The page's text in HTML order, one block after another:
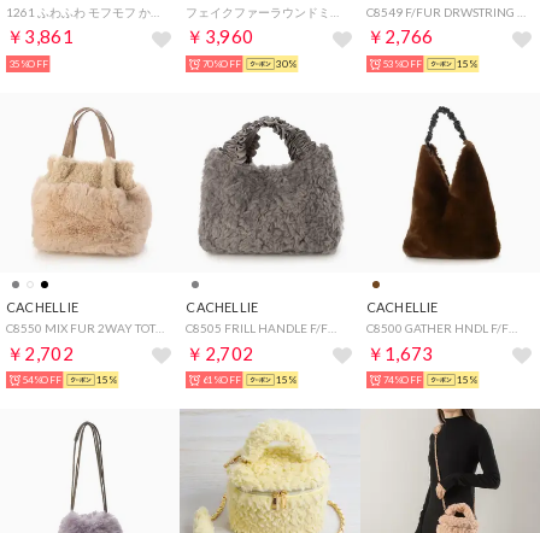
￥3,861
35%OFF
￥3,960
70%OFF 30%
￥2,766
53%OFF 15%
CACHELLIE
￥2,702
54%OFF 15%
CACHELLIE
￥2,702
61%OFF 15%
CACHELLIE
C8500 GATHER HNDL F/FUR TOTE （ブラウン）
￥1,673
74%OFF 15%